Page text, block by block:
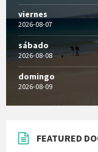
viernes
2026-08-07
sábado
2026-08-08
domingo
2026-08-09
FEATURED